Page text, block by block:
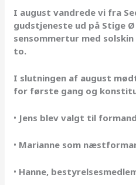
I august vandrede vi fra
gudstjeneste ud på Stige
sensommertur med
to.
I slutningen af august
for første gang og
• Jens blev valgt til formand
• Marianne som
• Hanne,